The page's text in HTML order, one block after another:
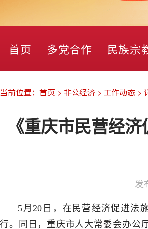
首页 多党合作 民族宗
当前位置： 首页 > 非公经济 > 工作动态 >
《重庆市民营经
发
5月20日，在民营经济促进法
行。同日，重庆市人大常委会办公